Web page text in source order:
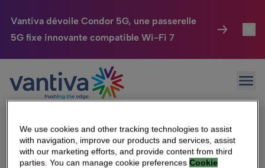
Vantiva dévoile Condor 5G, une passerelle
5G fixe innovante compatible Wi-Fi 7
Passer au contenu principal
Maison Connectée
HomeSight
Entreprise
Sorry, no results were found.
Rechercher :
We use cookies and other tracking technologies to assist
with navigation, improve our products and services, assist
with our marketing efforts, and provide content from third
parties. You can manage cookie preferencesCookie